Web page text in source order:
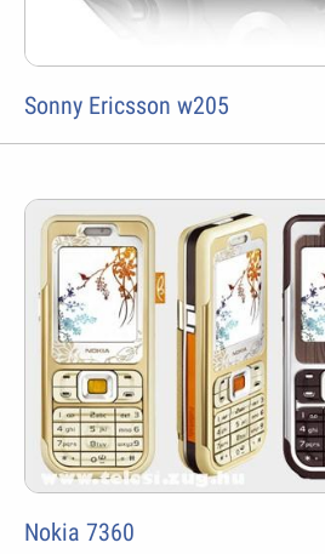
Sonny Ericsson w205
Nokia 7360